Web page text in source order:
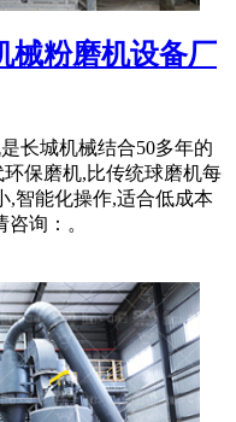
粉磨机设备厂
长城机械结合50多年的
保磨机,比传统球磨机每
,智能化操作,适合低成本
询：。